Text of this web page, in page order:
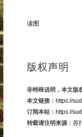
读图
版权声明
非特殊说明，本文版
本文链接： https://
订阅本站： https://
转载请注明来源： 苏